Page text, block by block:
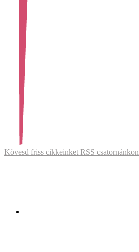
Kövesd friss cikkeinket RSS csatornánkon